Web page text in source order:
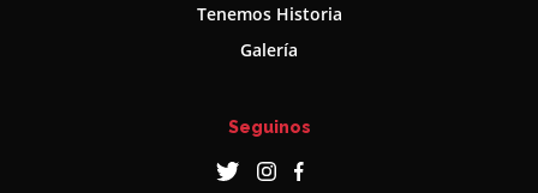
Tenemos Historia
Galería
Seguinos